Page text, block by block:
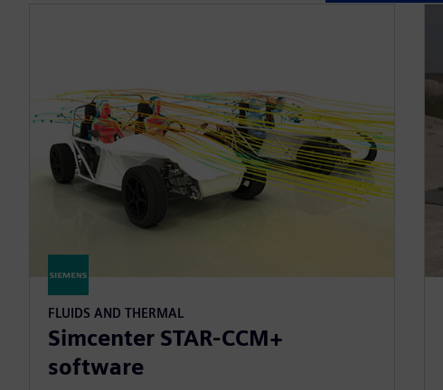
FLUIDS AND THERMAL
Simcenter STAR-CCM+
software